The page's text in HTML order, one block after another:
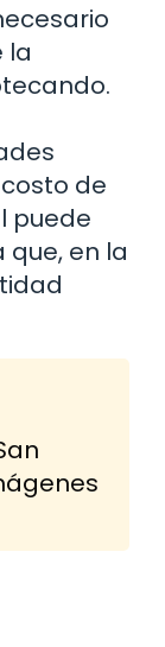
la
de
puede
que, en la